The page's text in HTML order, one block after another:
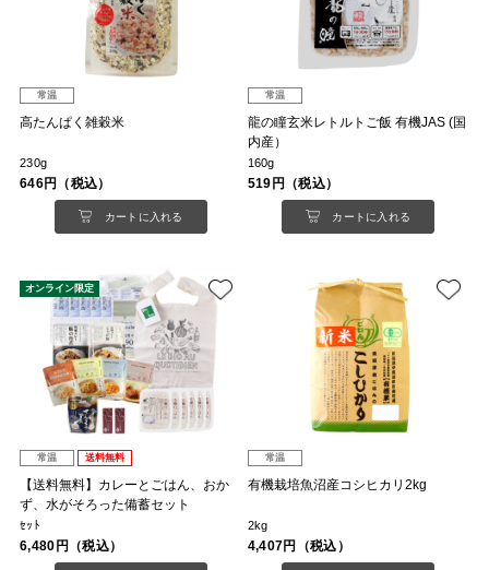
常温
高たんぱく雑穀米
230g
646円（税込）
カートに入れる
常温
龍の瞳玄米レトルトご飯 有機JAS (国
内産）
160g
519円（税込）
カートに入れる
オンライン限定
常温 送料無料
【送料無料】カレーとごはん、おか
ず、水がそろった備蓄セット
ｾｯﾄ
6,480円（税込）
常温
有機栽培魚沼産コシヒカリ2kg
2kg
4,407円（税込）